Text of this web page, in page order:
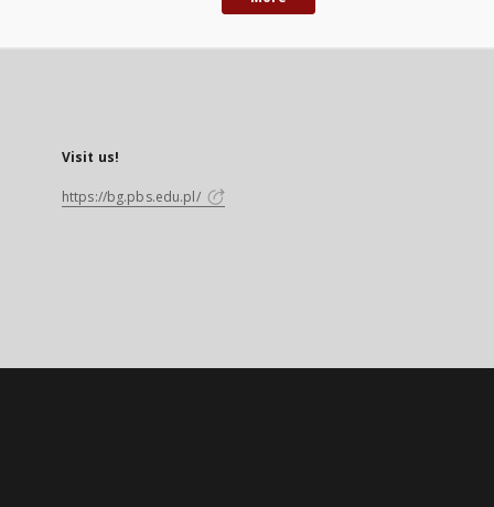
Visit us!
https://bg.pbs.edu.pl/